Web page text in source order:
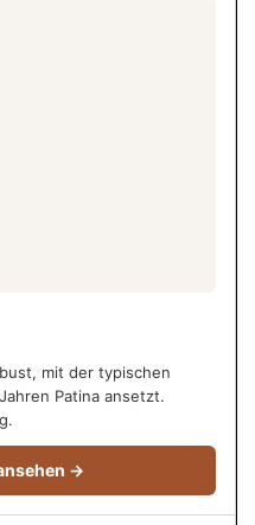
mit der typischen
Patina ansetzt.
→